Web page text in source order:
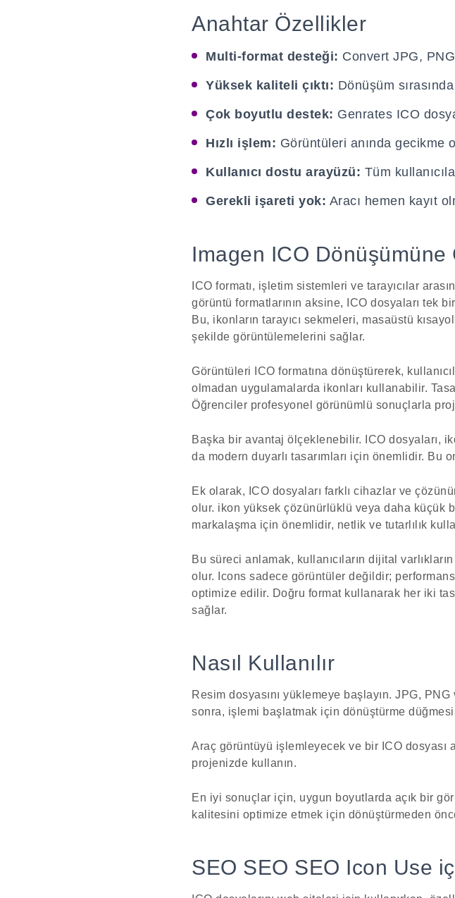
Anahtar Özellikler
Multi-format desteği: Convert JPG,
Yüksek kaliteli çıktı: Dönüşüm
Çok boyutlu destek: Genrates ICO
Hızlı işlem: Görüntüleri anında gecikme
Kullanıcı dostu arayüzü: Tüm
Gerekli işareti yok: Aracı hemen kayıt
Imagen ICO Dönüşümüne
ICO formatı, işletim sistemleri ve tarayıcılar
görüntü formatlarının aksine, ICO dosyaları tek
Bu, ikonların tarayıcı sekmeleri, masaüstü
şekilde görüntülemelerini sağlar.
Görüntüleri ICO formatına dönüştürerek,
olmadan uygulamalarda ikonları kullanabilir.
Öğrenciler profesyonel görünümlü sonuçlarla
Başka bir avantaj ölçeklenebilir. ICO dosyaları,
da modern duyarlı tasarımları için önemlidir. Bu
Ek olarak, ICO dosyaları farklı cihazlar ve
olur. ikon yüksek çözünürlüklü veya daha küçük
markalaşma için önemlidir, netlik ve tutarlılık
Bu süreci anlamak, kullanıcıların dijital
olur. Icons sadece görüntüler değildir;
optimize edilir. Doğru format kullanarak her iki
sağlar.
Nasıl Kullanılır
Resim dosyasını yüklemeye başlayın. JPG,
sonra, işlemi başlatmak için dönüştürme
Araç görüntüyü işlemleyecek ve bir ICO dosyası
projenizde kullanın.
En iyi sonuçlar için, uygun boyutlarda açık bir
kalitesini optimize etmek için dönüştürmeden
SEO SEO SEO Icon Use